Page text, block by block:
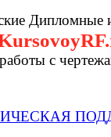
Дипломные
работы с